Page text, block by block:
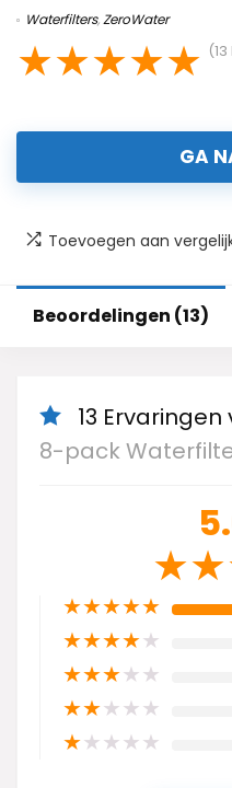
Waterfilters,ZeroWater
★★★★★ (13
GA
Toevoegen aan
Beoordelingen (13)
13 Ervaringen
8-pack
★★
★★★★★
★★★★★
★★★★★
★★★★★
★★★★★